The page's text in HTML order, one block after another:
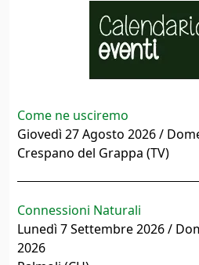
Come ne usciremo
Giovedì 27 Agosto 2026 /
Crespano del Grappa (TV)
Connessioni Naturali
Lunedì 7 Settembre 2026 /
2026